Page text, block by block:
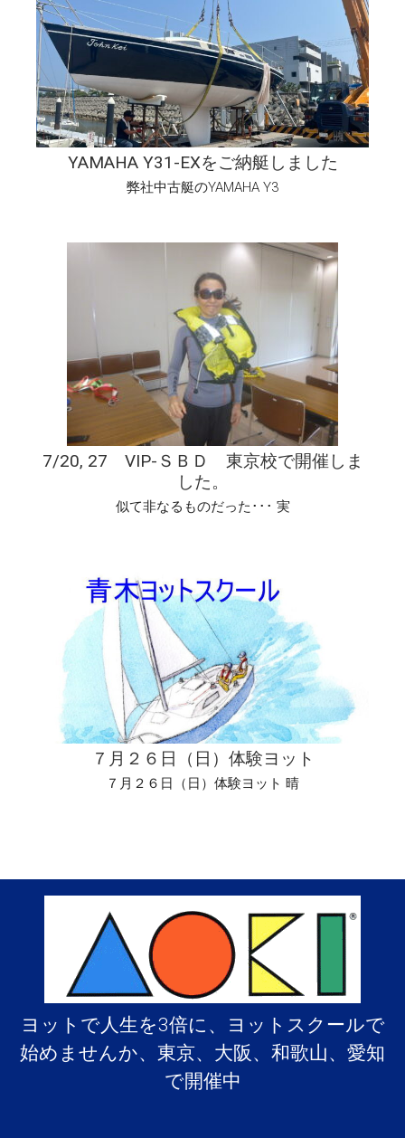
YAMAHA Y31-EXをご納艇しました
弊社中古艇のYAMAHA Y3
7/20, 27 VIP-ＳＢＤ 東京校で開催しま
した。
似て非なるものだった･･･ 実
７月２６日（日）体験ヨット
７月２６日（日）体験ヨット 晴
ヨットで人生を3倍に、ヨットスクールで
始めませんか、東京、大阪、和歌山、愛知
で開催中